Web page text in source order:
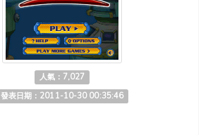
人氣：7,027
發表日期：2011-10-30 00:35:46